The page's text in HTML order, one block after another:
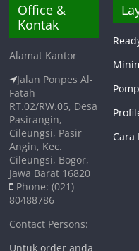
Office &
Kontak
Alamat Kantor
Jalan Ponpes Al-
Fatah
RT.02/RW.05, Desa
Pasirangin,
Cileungsi, Pasir
Angin, Kec.
Cileungsi, Bogor,
Jawa Barat 16820
Phone: (021)
80488786
Contact Persons:
Untuk order anda
Cara